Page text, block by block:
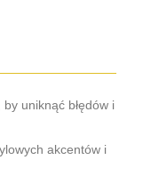
uniknąć błędów i
akcentów i